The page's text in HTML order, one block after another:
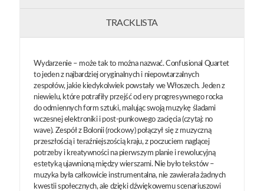
TRACKLISTA
Wydarzenie – może tak to można nazwać. Confusional Quartet
to jeden z najbardziej oryginalnych i niepowtarzalnych
zespołów, jakie kiedykolwiek powstały we Włoszech. Jeden z
niewielu, które potrafiły przejść od ery progresywnego rocka
do odmiennych form sztuki, malując swoją muzykę śladami
wczesnej elektroniki i post-punkowego zacięcia (czytaj: no
wave). Zespół z Bolonii (rockowy) połączył się z muzyczną
przeszłością i teraźniejszością kraju, z poczuciem naglącej
potrzeby i kreatywności na pierwszym planie i rewolucyjną
estetyką ujawnioną między wierszami. Nie było tekstów –
muzyka była całkowicie instrumentalna, nie zawierała żadnych
kwestii społecznych, ale dzięki dźwiękowemu scenariuszowi